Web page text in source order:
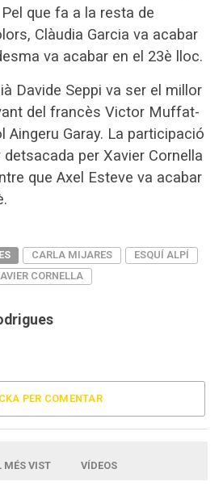
que fa a la resta de
Clàudia Garcia va acabar
va acabar en el 23è lloc.
Davide Seppi va ser el millor
del francès Victor Muffat-
Aingeru Garay. La participació
per Xavier Cornella
que Axel Esteve va acabar
CARLA MIJARES
ESQUÍ ALPÍ
CORNELLA
PER COMENTAR
MÉS VIST VÍDEOS